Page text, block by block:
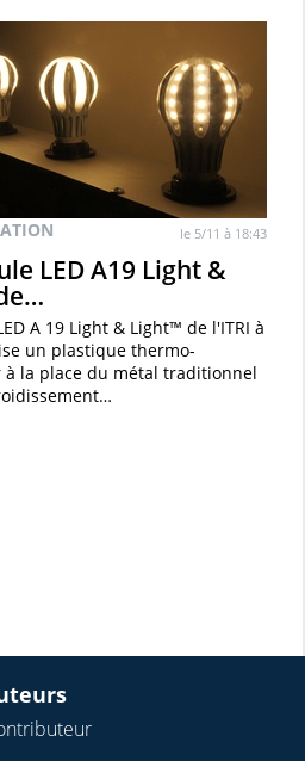
le 5/11 à 18:43
LED A19 Light &
A 19 Light & Light™ de l'ITRI à
un plastique thermo-
à la place du métal traditionnel